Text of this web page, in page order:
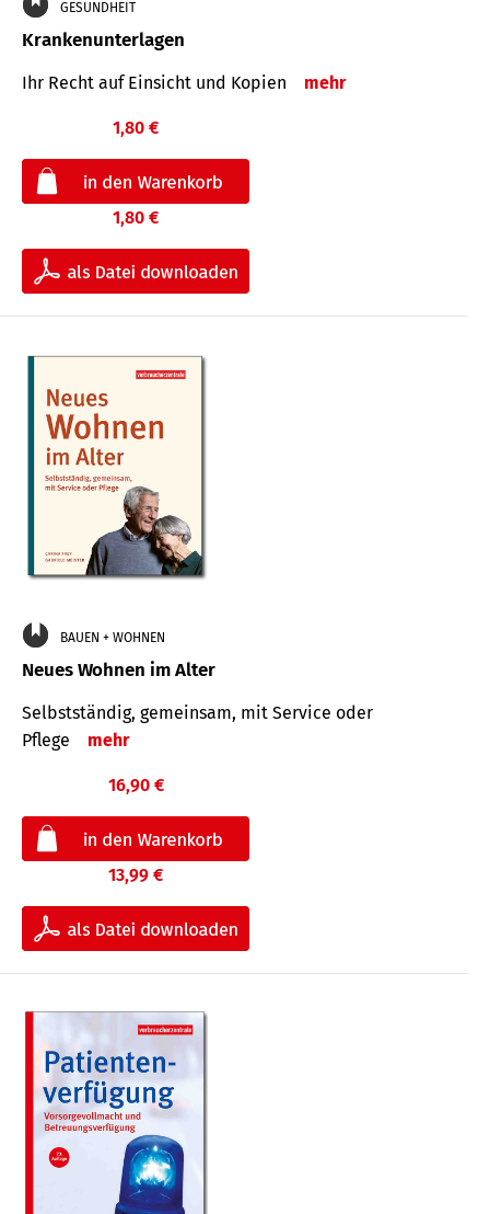
GESUNDHEIT
Krankenunterlagen
Ihr Recht auf Einsicht und Kopien mehr
1,80 €
1,80 €
BAUEN + WOHNEN
Neues Wohnen im Alter
Selbstständig, gemeinsam, mit Service oder
Pflege
mehr
16,90 €
13,99 €